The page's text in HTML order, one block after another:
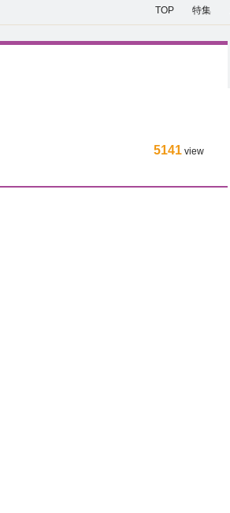
TOP 特集
5141 view